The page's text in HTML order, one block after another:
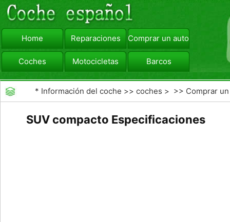
Home Reparaciones Comprar un automóvil
Coches Motocicletas Barcos
viajar Camiones
* Información del coche >>coches > >> Comprar un
SUV compacto Especificaciones